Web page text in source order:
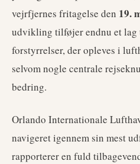
vejrfjernes fritagelse den 19.
udvikling tilføjer endnu et lag
forstyrrelser, der opleves i
selvom nogle centrale
bedring.
Orlando Internationale
navigeret igennem sin mest
rapporterer en fuld